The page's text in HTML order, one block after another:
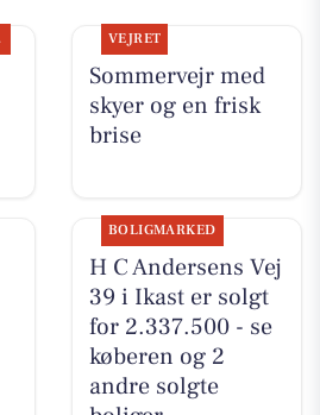
VEJRET
Sommervejr med
skyer og en frisk
brise
BOLIGMARKED
H C Andersens Vej
39 i Ikast er solgt
for 2.337.500 - se
køberen og 2
andre solgte